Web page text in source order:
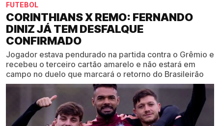
FUTEBOL
CORINTHIANS X REMO: FERNANDO
DINIZ JÁ TEM DESFALQUE
CONFIRMADO
Jogador estava pendurado na partida contra o Grêmio e
recebeu o terceiro cartão amarelo e não estará em
campo no duelo que marcará o retorno do Brasileirão